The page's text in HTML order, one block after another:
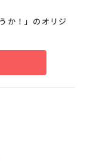
か！」のオリジ